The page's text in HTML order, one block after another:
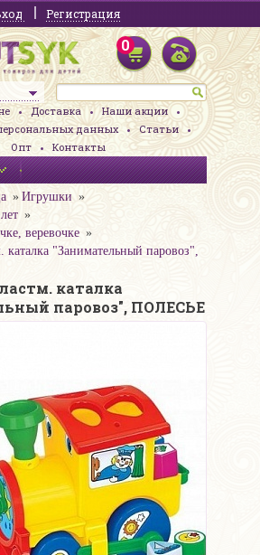
Регистрация
0
Доставка
Наши акции
данных
Статьи
Опт
Контакты
Игрушки
веревочке
каталка "Занимательный паровоз",
каталка
паровоз", ПОЛЕСЬЕ